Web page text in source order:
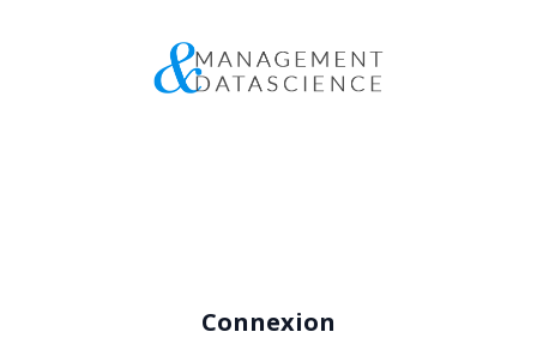
Connexion